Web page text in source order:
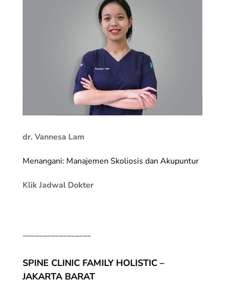
dr. Vannesa Lam
Menangani: Manajemen Skoliosis dan Akupuntur
Klik Jadwal Dokter
_________________
SPINE CLINIC FAMILY HOLISTIC –
JAKARTA BARAT